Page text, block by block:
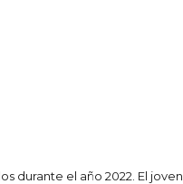
durante el año 2022. El joven